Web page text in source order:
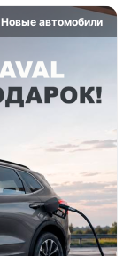
Новые автомобили